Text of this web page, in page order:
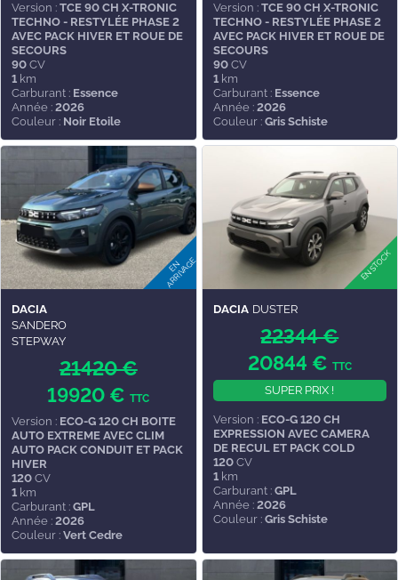
Version : TCE 90 CH X-TRONIC
TECHNO - RESTYLÉE PHASE 2
AVEC PACK HIVER ET ROUE DE
SECOURS
90 CV
1 km
Carburant : Essence
Année : 2026
Couleur : Noir Etoile
Version : TCE 90 CH X-TRONIC
TECHNO - RESTYLÉE PHASE 2
AVEC PACK HIVER ET ROUE DE
SECOURS
90CV
1km
Carburant : Essence
Année : 2026
Couleur : Gris Schiste
DACIA
SANDERO
STEPWAY
21420 €
19920 €TTC
Version : ECO-G 120 CH BOITE
AUTO EXTREME AVEC CLIM
AUTO PACK CONDUIT ET PACK
HIVER
120 CV
1 km
Carburant : GPL
Année : 2026
Couleur : Vert Cedre
DACIA DUSTER
22344 €
20844 € TTC
SUPER PRIX !
Version : ECO-G 120 CH
EXPRESSION AVEC CAMERA
DE RECUL ET PACK COLD
120CV
1km
Carburant : GPL
Année : 2026
Couleur : Gris Schiste